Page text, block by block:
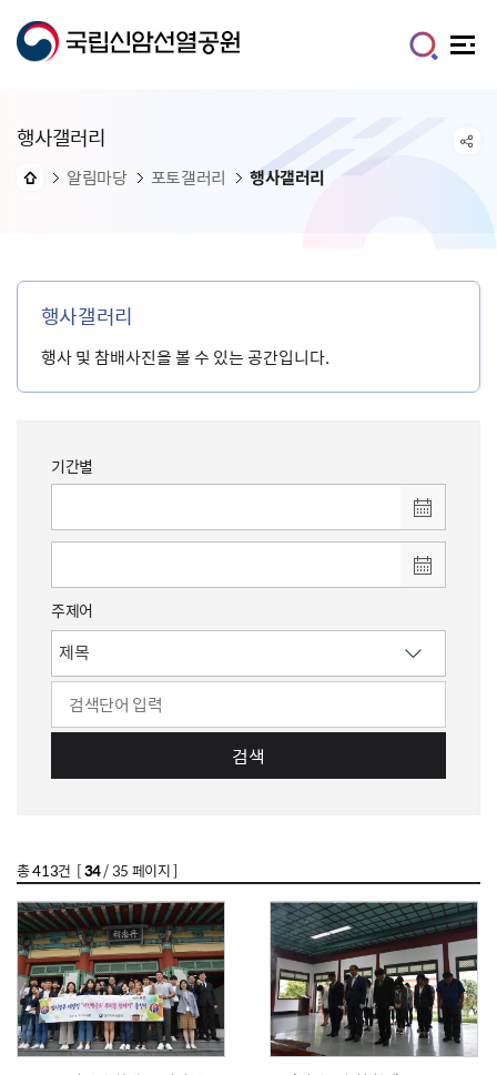
행사갤러리
알림마당 포토갤러리 행사갤러리
행사갤러리
행사 및 참배사진을 볼 수 있는 공간입니다.
기간별
주제어
검색
총413건 [34/ 35 페이지 ]